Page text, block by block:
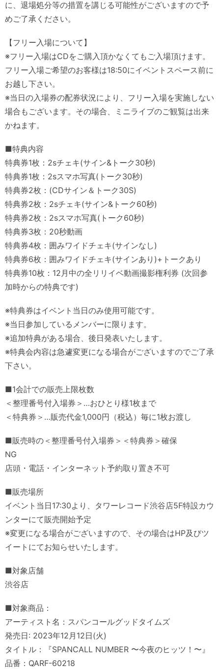
に、退場処分等の措置を講じる可能性がございますので予
めご了承ください。
【フリー入場について】
※フリー入場はCDをご購入頂かなくてもご入場頂けます。
フリー入場ご希望のお客様は18:50にイベントスペース前に
お越し下さい。
※当日の入場券の配券状況により、フリー入場を実施しない
場合もございます。その場合、ミニライブのご観覧は出来
かねます。
■特典内容
特典券1枚：2sチェキ(サイン&トーク30秒)
特典券1枚：2sスマホ写真(トーク30秒)
特典券2枚：(CDサイン＆トーク30S)
特典券2枚：2sチェキ(サイン&トーク60秒)
特典券2枚：2sスマホ写真(トーク60秒)
特典券3枚：20秒動画
特典券4枚：囲みワイドチェキ(サインなし)
特典券6枚：囲みワイドチェキ(サインあり)+トークあり
特典券10枚：12月中の全リリイベ動画撮影権利券 (次回参
加時からの特典です)
※特典券はイベント当日のみ使用可能です。
※当日参加しているメンバーに限ります。
※追加特典がある場合、後日発表いたします。
※特典会内容は急遽変更になる場合がございますのでご了承
下さい。
■1会計での販売上限枚数
＜整理番号付入場券＞…おひとり様1枚まで
＜特典券＞…販売代金1,000円（税込）毎に1枚お渡し
■販売時の＜整理番号付入場券＞＜特典券＞確保
NG
店頭・電話・インターネット予約取り置き不可
■販売場所
イベント当日17:30より、タワーレコード渋谷店5F特設カウ
ンターにて販売開始予定
※変更になる場合がございますので、その場合はHP及びツ
イートにてお知らせいたします。
■対象店舗
渋谷店
■対象商品：
アーティスト名：スパンコールグッドタイムズ
発売日: 2023年12月12日(火)
タイトル：『SPANCALL NUMBER 〜今夜のヒッツ！〜』
品番：QARF-60218